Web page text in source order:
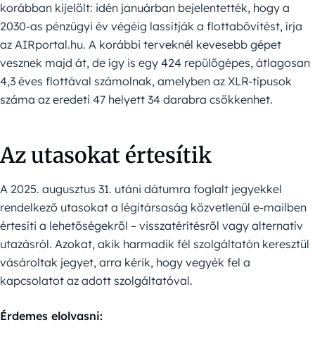
korábban kijelölt: idén januárban bejelentették, hogy a
2030-as pénzügyi év végéig lassítják a flottabővítést, írja
az AIRportal.hu. A korábbi terveknél kevesebb gépet
vesznek majd át, de így is egy 424 repülőgépes, átlagosan
4,3 éves flottával számolnak, amelyben az XLR-típusok
száma az eredeti 47 helyett 34 darabra csökkenhet.
Az utasokat értesítik
A 2025. augusztus 31. utáni dátumra foglalt jegyekkel
rendelkező utasokat a légitársaság közvetlenül e-mailben
értesíti a lehetőségekről – visszatérítésről vagy alternatív
utazásról. Azokat, akik harmadik fél szolgáltatón keresztül
vásároltak jegyet, arra kérik, hogy vegyék fel a
kapcsolatot az adott szolgáltatóval.
Érdemes elolvasni: